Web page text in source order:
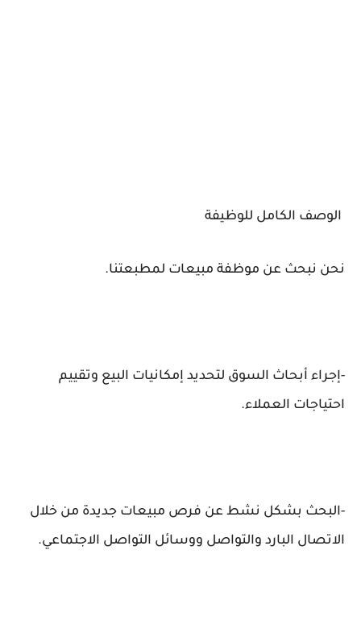
الوصف الكامل للوظيفة
نحن نبحث عن موظفة مبيعات لمطبعتنا.
-إجراء أبحاث السوق لتحديد إمكانيات البيع وتقييم
احتياجات العملاء.
-البحث بشكل نشط عن فرص مبيعات جديدة من خلال
الاتصال البارد والتواصل ووسائل التواصل الاجتماعي.